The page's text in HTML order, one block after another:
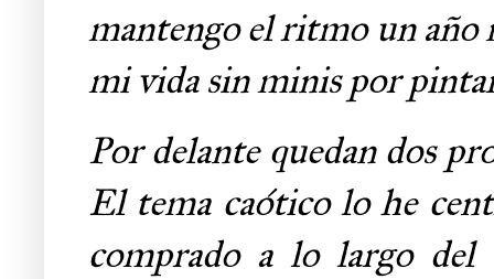
mantengo el ritmo un año
mi vida sin minis por pintar
Por delante quedan dos
El tema caótico lo he
comprado a lo largo